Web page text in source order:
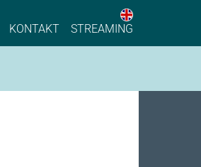
Industry
KONTAKT STREAMING
English